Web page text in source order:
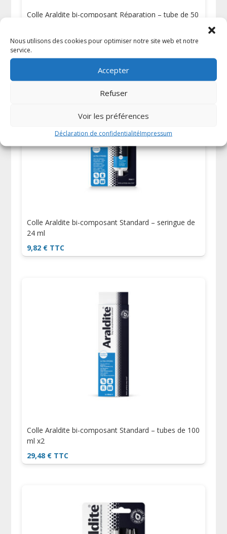
Nous utilisons des cookies pour optimiser notre site web et notre
service.
Accepter
Refuser
Voir les préférences
Déclaration de confidentialitéImpressum
Colle Araldite bi-composant Réparation – tube de 50
10,44€ TTC
Colle Araldite bi-composant Standard – seringue de
24 ml
9,82 € TTC
Colle Araldite bi-composant Standard – tubes de 100
ml x2
29,48 € TTC